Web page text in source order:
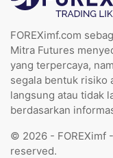
FOREXimf.com
Mitra Futures
yang terpercaya,
segala bentuk risiko
langsung atau tidak
berdasarkan
© 2026 - FOREXimf
reserved.